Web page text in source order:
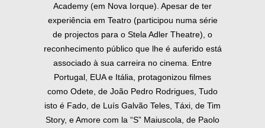
Academy (em Nova Iorque). Apesar de ter
experiência em Teatro (participou numa série
de projectos para o Stela Adler Theatre), o
reconhecimento público que lhe é auferido está
associado à sua carreira no cinema. Entre
Portugal, EUA e Itália, protagonizou filmes
como Odete, de João Pedro Rodrigues, Tudo
isto é Fado, de Luís Galvão Teles, Táxi, de Tim
Story, e Amore com la “S” Maiuscola, de Paolo